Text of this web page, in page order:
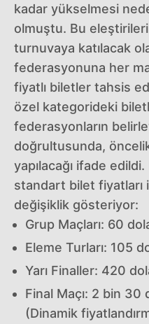
kadar yükselmesi
olmuştu. Bu
turnuvaya katılacak
federasyonuna her
fiyatlı biletler tahsis
özel kategorideki
federasyonların
doğrultusunda,
yapılacağı ifade
standart bilet fiyatları
değişiklik gösteriyor:
Grup Maçları: 60
Eleme Turları: 105
Yarı Finaller: 420
Final Maçı: 2 bin
(Dinamik